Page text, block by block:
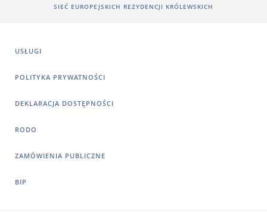
SIEĆ EUROPEJSKICH REZYDENCJI KRÓLEWSKICH
USŁUGI
POLITYKA PRYWATNOŚCI
DEKLARACJA DOSTĘPNOŚCI
RODO
ZAMÓWIENIA PUBLICZNE
BIP